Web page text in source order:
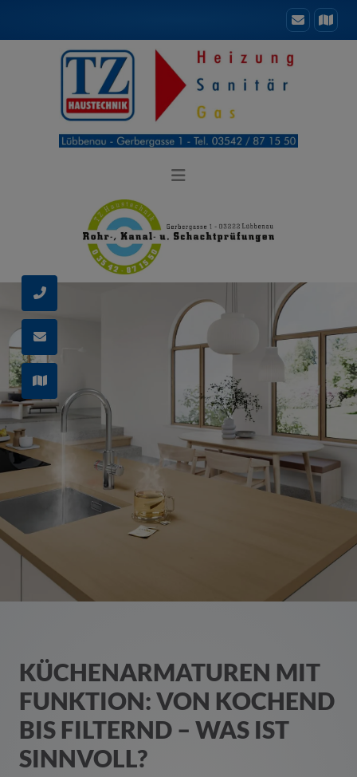
KÜCHENARMATUREN MIT
FUNKTION: VON KOCHEND
BIS FILTERND – WAS IST
SINNVOLL?